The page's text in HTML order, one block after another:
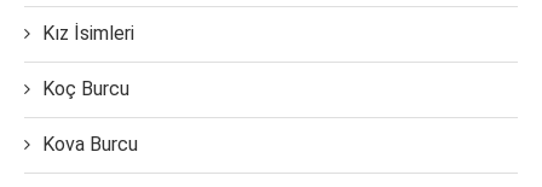
Kız İsimleri
Koç Burcu
Kova Burcu